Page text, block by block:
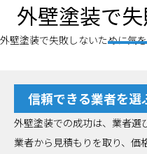
外壁塗装で
外壁塗装で失敗しないために気
信頼できる業者を選
外壁塗装での成功は、業者選
業者から見積もりを取り、価